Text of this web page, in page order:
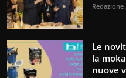
Redazione
Le
la
nuove